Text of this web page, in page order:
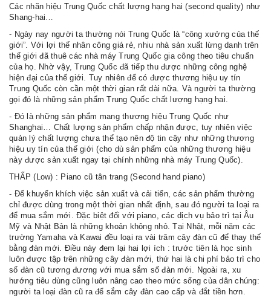
Các nhãn hiệu Trung Quốc chất lượng hạng hai (second quality) như
Shang-hai…
- Ngày nay người ta thường nói Trung Quốc là “công xưởng của thế
giới”. Với lợi thế nhân công giá rẻ, nhiu nhà sản xuất lừng danh trên
thế giới đã thuê các nhà máy Trung Quốc gia công theo tiêu chuẩn
của họ. Nhờ vậy, Trung Quốc đã tiếp thu được những công nghệ
hiện đại của thế giới. Tuy nhiên để có được thương hiệu uy tín
Trung Quốc còn cần một thời gian rất dài nữa. Và người ta thường
gọi đó là những sản phẩm Trung Quốc chất lượng hạng hai.
- Đó là những sản phẩm mang thương hiệu Trung Quốc như
Shanghai… Chất lượng sản phẩm chấp nhận được, tuy nhiên việc
quản lý chất lượng chưa thể tạo nên độ tin cậy như những thương
hiệu uy tín của thế giới (cho dù sản phẩm của những thương hiệu
này được sản xuất ngay tại chính những nhà máy Trung Quốc).
THẤP (Low) : Piano cũ tân trang (Second hand piano)
- Để khuyến khích việc sản xuất và cải tiến, các sản phẩm thường
chỉ được dùng trong một thời gian nhất định, sau đó người ta loại ra
để mua sắm mới. Đặc biệt đối với piano, các dịch vụ bảo trì tại Âu
Mỹ và Nhật Bản là những khoản không nhỏ. Tại Nhật, mỗi năm các
trường Yamaha và Kawai đều loại ra vài trăm cây đàn cũ để thay thế
bằng đàn mới. Điều này đem lại hai lợi ích : trước tiên là học sinh
luôn được tập trên những cây đàn mới, thứ hai là chi phí bảo trì cho
số đàn cũ tương đương với mua sắm số đàn mới. Ngoài ra, xu
hướng tiêu dùng cũng luôn nâng cao theo mức sống của dân chúng:
người ta loại đàn cũ ra để sắm cây đàn cao cấp và đắt tiền hơn.